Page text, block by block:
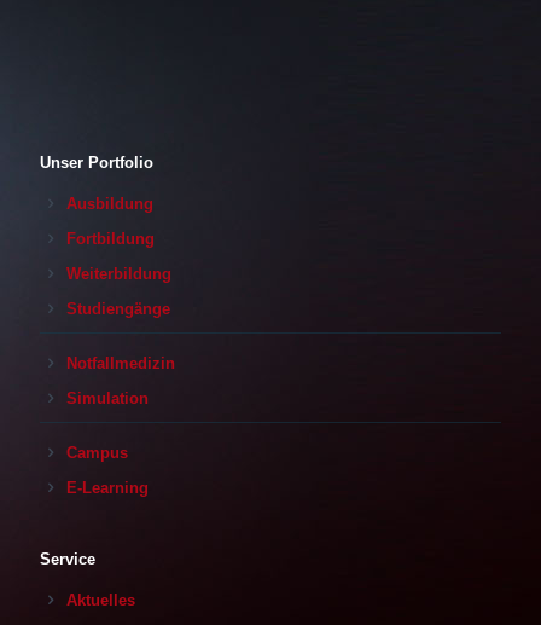
Unser Portfolio
Ausbildung
Fortbildung
Weiterbildung
Studiengänge
Notfallmedizin
Simulation
Campus
E-Learning
Service
Aktuelles